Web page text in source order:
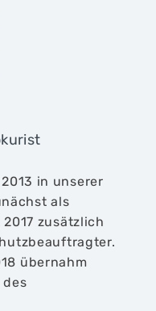
in unserer
als
zusätzlich
übernahm
des